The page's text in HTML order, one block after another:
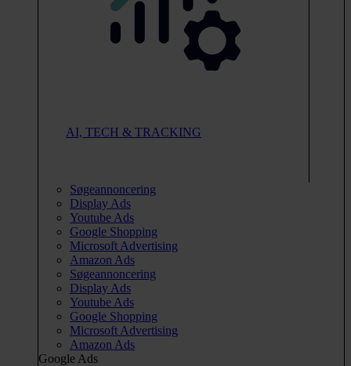
AI, TECH & TRACKING
Søgeannoncering
Display Ads
Youtube Ads
Google Shopping
Microsoft Advertising
Amazon Ads
Søgeannoncering
Display Ads
Youtube Ads
Google Shopping
Microsoft Advertising
Amazon Ads
Google Ads